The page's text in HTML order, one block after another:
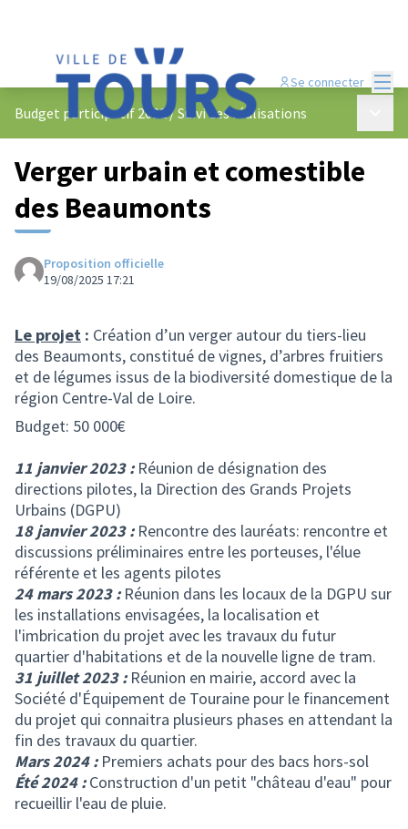
Se connecter
Budget participatif 2022/Suivi des réalisations
Verger urbain et comestible
des Beaumonts
Proposition officielle
19/08/2025 17:21
Le projet : Création d’un verger autour du tiers-lieu
des Beaumonts, constitué de vignes, d’arbres fruitiers
et de légumes issus de la biodiversité domestique de la
région Centre-Val de Loire.
Budget: 50 000€
11 janvier 2023 :Réunion de désignation des
directions pilotes, la Direction des Grands Projets
Urbains (DGPU)
18 janvier 2023 :Rencontre des lauréats: rencontre et
discussions préliminaires entre les porteuses, l'élue
référente et les agents pilotes
24 mars 2023 :Réunion dans les locaux de la DGPU sur
les installations envisagées, la localisation et
l'imbrication du projet avec les travaux du futur
quartier d'habitations et de la nouvelle ligne de tram.
31 juillet 2023 :Réunion en mairie, accord avec la
Société d'Équipement de Touraine pour le financement
du projet qui connaitra plusieurs phases en attendant la
fin des travaux du quartier.
Mars 2024 :Premiers achats pour des bacs hors-sol
Été 2024 :Construction d'un petit "château d'eau" pour
recueillir l'eau de pluie.